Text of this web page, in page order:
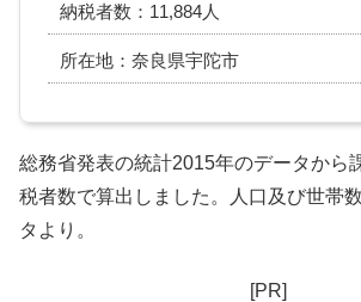
納税者数：11,884人
所在地：奈良県宇陀市
総務省発表の統計2015年のデータから
税者数で算出しました。人口及び世帯
タより。
[PR]